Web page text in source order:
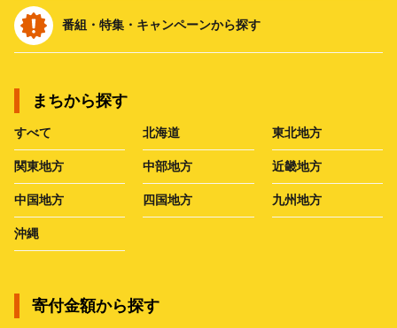
番組・特集・キャンペーンから探す
まちから探す
すべて 北海道 東北地方
関東地方 中部地方 近畿地方
中国地方 四国地方 九州地方
沖縄
寄付金額から探す